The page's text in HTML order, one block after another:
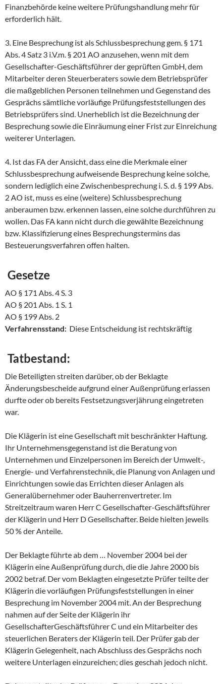
Finanzbehörde keine weitere Prüfungshandlung mehr für
erforderlich hält.
3. Eine Besprechung ist als Schlussbesprechung gem. § 171
Abs. 4 Satz 3 i.V.m. § 201 AO anzusehen, wenn mit dem
Gesellschafter-Geschäftsführer der geprüften GmbH, dem
Mitarbeiter deren Steuerberaters sowie dem Betriebsprüfer
die maßgeblichen Personen teilnehmen und Gegenstand des
Gesprächs sämtliche vorläufige Prüfungsfeststellungen des
Betriebsprüfers sind. Unerheblich ist die Bezeichnung der
Besprechung sowie die Einräumung einer Frist zur Einreichung
weiterer Unterlagen.
4. Ist das FA der Ansicht, dass eine die Merkmale einer
Schlussbesprechung aufweisende Besprechung keine solche,
sondern lediglich eine Zwischenbesprechung i. S. d. § 199 Abs.
2 AO ist, muss es eine (weitere) Schlussbesprechung
anberaumen bzw. erkennen lassen, eine solche durchführen zu
wollen. Das FA kann nicht durch die gewählte Bezeichnung
bzw. Klassifizierung eines Besprechungstermins das
Besteuerungsverfahren offen halten.
Gesetze
AO § 171 Abs. 4 S. 3
AO § 201 Abs. 1 S. 1
AO § 199 Abs. 2
Verfahrensstand: Diese Entscheidung ist rechtskräftig
Tatbestand:
Die Beteiligten streiten darüber, ob der Beklagte
Änderungsbescheide aufgrund einer Außenprüfung erlassen
durfte oder ob bereits Festsetzungsverjährung eingetreten
war.
Die Klägerin ist eine Gesellschaft mit beschränkter Haftung.
Ihr Unternehmensgegenstand ist die Beratung von
Unternehmen und Einzelpersonen im Bereich der Umwelt-,
Energie- und Verfahrenstechnik, die Planung von Anlagen und
Einrichtungen sowie das Errichten dieser Anlagen als
Generalübernehmer oder Bauherrenvertreter. Im
Streitzeitraum waren Herr C Gesellschafter-Geschäftsführer
der Klägerin und Herr D Gesellschafter. Beide hielten jeweils
50 % der Anteile.
Der Beklagte führte ab dem … November 2004 bei der
Klägerin eine Außenprüfung durch, die die Jahre 2000 bis
2002 betraf. Der vom Beklagten eingesetzte Prüfer teilte der
Klägerin die vorläufigen Prüfungsfeststellungen in einer
Besprechung im November 2004 mit. An der Besprechung
nahmen auf der Seite der Klägerin ihr
GesellschafterGeschäftsführer C und ein Mitarbeiter des
steuerlichen Beraters der Klägerin teil. Der Prüfer gab der
Klägerin Gelegenheit, nach Abschluss des Gesprächs noch
weitere Unterlagen einzureichen; dies geschah jedoch nicht.